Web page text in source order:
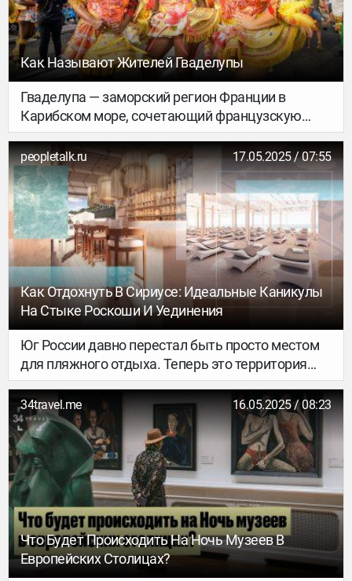
Как Называют Жителей Гваделупы
Гваделупа — заморский регион Франции в
Карибском море, сочетающий французскую
административную систему с креольской
культурой. У жителей этих островов своя особая
идентичность, сформированная под влиянием
европейских, африканских и карибских корней.
peopletalk.ru 17.05.2025 / 07:55
Как Отдохнуть В Сириусе: Идеальные Каникулы
На Стыке Роскоши И Уединения
Юг России давно перестал быть просто местом
для пляжного отдыха. Теперь это территория
осознанного туризма, где можно совместить
неспешные прогулки по набережной и
насыщенную культурную программу.
Федеральная территория Сириус – идеальное
тому доказательство. Здесь есть развитая
инфраструктура, море, роскошные отели и
разнообразные варианты для проведения
досуга: от экскурсий на яхте до высокой
гастрономии, от спа до активного отдыха.
34travel.me 16.05.2025 / 08:23
Что Будет Происходить На Ночь Музеев В
Европейских Столицах?